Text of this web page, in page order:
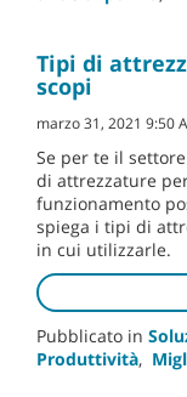
Tipi di
scopi
marzo 31, 2021 9:50
Se per te il
di attrezzature
funzionamento
spiega i tipi di
in cui utilizzarle.
Pubblicato in
Produttività,